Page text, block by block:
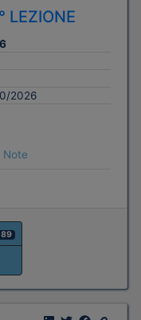
LEZIONE
2026
Note
89